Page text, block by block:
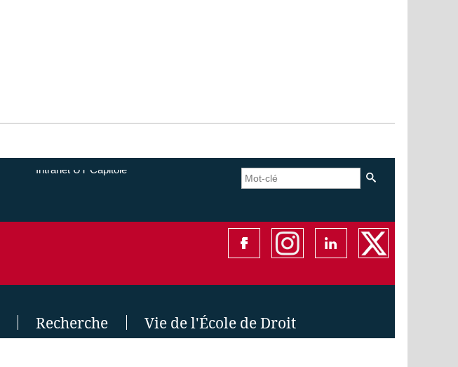
Recherche Vie de l'École de Droit
Intranet UT Capitole